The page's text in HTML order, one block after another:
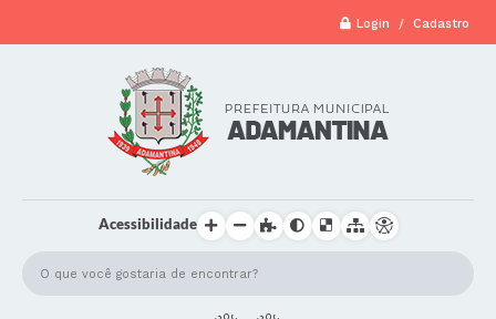
Login / Cadastro
Acessibilidade